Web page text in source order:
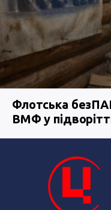
Флотська
ВМФ у